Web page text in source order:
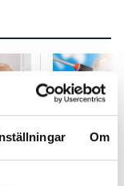
Om
”Varför